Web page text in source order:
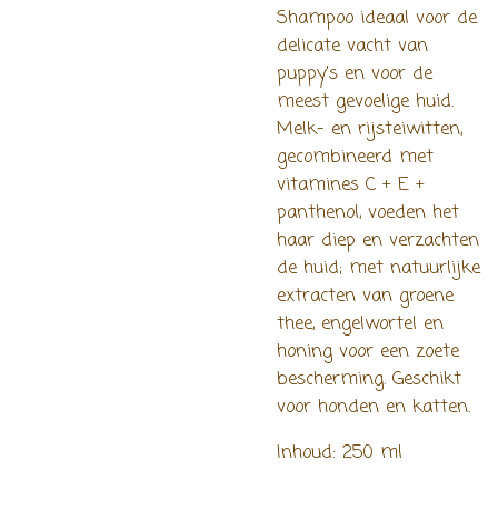
Shampoo ideaal voor de
delicate vacht van
puppy's en voor de
meest gevoelige huid.
Melk- en rijsteiwitten,
gecombineerd met
vitamines C + E +
panthenol, voeden het
haar diep en verzachten
de huid; met natuurlijke
extracten van groene
thee, engelwortel en
honing voor een zoete
bescherming. Geschikt
voor honden en katten.
Inhoud: 250 ml